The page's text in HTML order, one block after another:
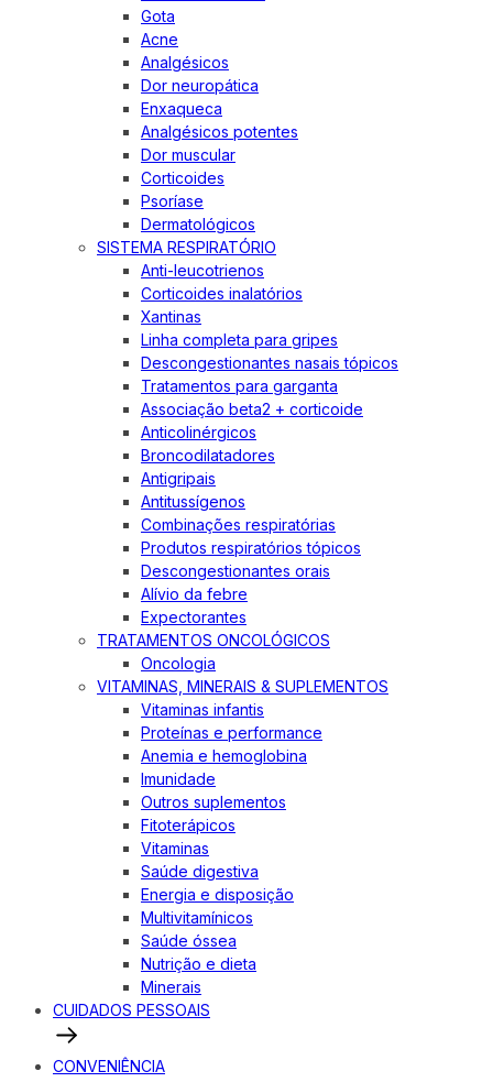
Gota
Acne
Analgésicos
Dor neuropática
Enxaqueca
Analgésicos potentes
Dor muscular
Corticoides
Psoríase
Dermatológicos
SISTEMA RESPIRATÓRIO
Anti-leucotrienos
Corticoides inalatórios
Xantinas
Linha completa para gripes
Descongestionantes nasais tópicos
Tratamentos para garganta
Associação beta2 + corticoide
Anticolinérgicos
Broncodilatadores
Antigripais
Antitussígenos
Combinações respiratórias
Produtos respiratórios tópicos
Descongestionantes orais
Alívio da febre
Expectorantes
TRATAMENTOS ONCOLÓGICOS
Oncologia
VITAMINAS, MINERAIS & SUPLEMENTOS
Vitaminas infantis
Proteínas e performance
Anemia e hemoglobina
Imunidade
Outros suplementos
Fitoterápicos
Vitaminas
Saúde digestiva
Energia e disposição
Multivitamínicos
Saúde óssea
Nutrição e dieta
Minerais
CUIDADOS PESSOAIS
CONVENIÊNCIA